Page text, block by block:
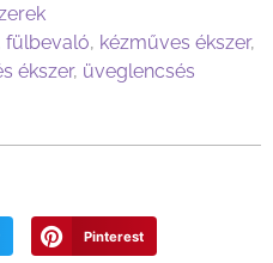
fülbevaló, kézműves ékszer,
ékszer, üveglencsés
Pinterest